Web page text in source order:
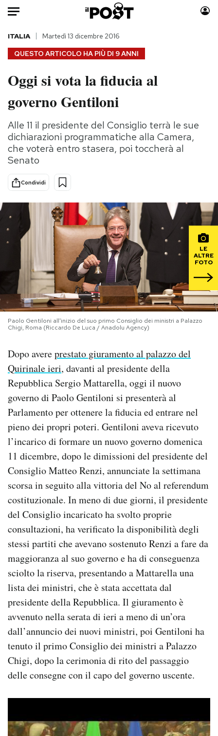
Auto
HOME
Italia
Politica
Tecnologia
Internet
Scienza
Cultura
Economia
Moda
Storie/Idee
Ok Boomer!
Media
PODCAST
NEWSLETTER
I MIEI PREFERITI
CALENDARIO
AREA PERSONALE
Area Personale
Newsletter
Notifiche mobile
Regala il Post
Hai bisogno di aiuto?
Esci
QUESTO ARTICOLO HA PIÙ DI 9 ANNI
ITALIA Martedì 13 dicembre 2016
Oggi si vota la fiducia al
governo Gentiloni
Alle 11 il presidente del Consiglio terrà le sue
dichiarazioni programmatiche alla Camera,
che voterà entro stasera, poi toccherà al
Senato
Condividi
LE
ALTRE
FOTO
Paolo Gentiloni all'inizio del suo primo Consiglio dei ministri a Palazzo
Chigi, Roma (Riccardo De Luca / Anadolu Agency)
Dopo avereprestato giuramento al palazzo del
Quirinale ieri, davanti al presidente della
Repubblica Sergio Mattarella, oggi il nuovo
governo di Paolo Gentiloni si presenterà al
Parlamento per ottenere la fiducia ed entrare nel
pieno dei propri poteri. Gentiloni aveva ricevuto
l’incarico di formare un nuovo governo domenica
11 dicembre, dopo le dimissioni del presidente del
Consiglio Matteo Renzi, annunciate la settimana
scorsa in seguito alla vittoria del No al referendum
costituzionale. In meno di due giorni, il presidente
del Consiglio incaricato ha svolto proprie
consultazioni, ha verificato la disponibilità degli
stessi partiti che avevano sostenuto Renzi a fare da
maggioranza al suo governo e ha di conseguenza
sciolto la riserva, presentando a Mattarella una
lista dei ministri, che è stata accettata dal
presidente della Repubblica. Il giuramento è
avvenuto nella serata di ieri a meno di un’ora
dall’annuncio dei nuovi ministri, poi Gentiloni ha
tenuto il primo Consiglio dei ministri a Palazzo
Chigi, dopo la cerimonia di rito del passaggio
delle consegne con il capo del governo uscente.